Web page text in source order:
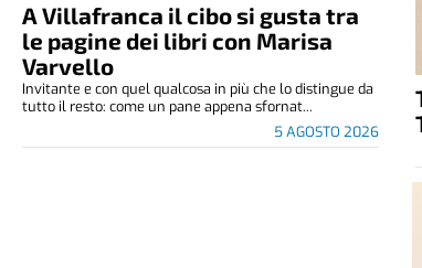
A Villafranca il cibo si gusta tra
le pagine dei libri con Marisa
Varvello
5 AGOSTO 2026
Invitante e con quel qualcosa in più che lo distingue da
tutto il resto: come un pane appena sfornat...